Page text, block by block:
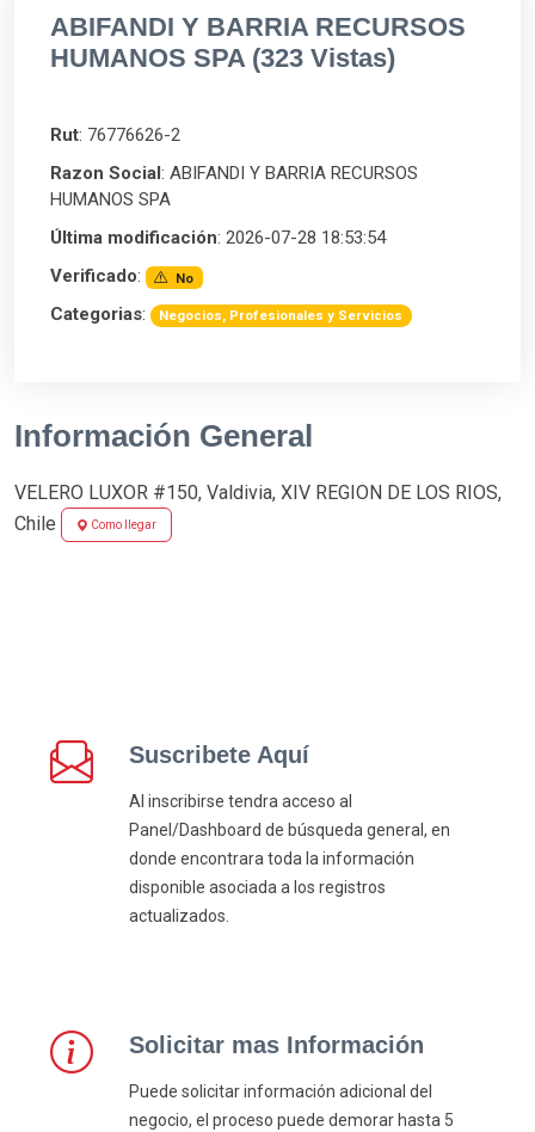
ABIFANDI Y BARRIA RECURSOS
HUMANOS SPA (323 Vistas)
Rut: 76776626-2
Razon Social : ABIFANDI Y BARRIA RECURSOS
HUMANOS SPA
Última modificación: 2026-07-28 18:53:54
Verificado: No
Categorias: Negocios, Profesionales y Servicios
Información General
VELERO LUXOR #150, Valdivia, XIV REGION DE LOS RIOS,
Chile
Como llegar
Suscribete Aquí
Al inscribirse tendra acceso al
Panel/Dashboard de búsqueda general, en
donde encontrara toda la información
disponible asociada a los registros
actualizados.
Solicitar mas Información
Puede solicitar información adicional del
negocio, el proceso puede demorar hasta 5